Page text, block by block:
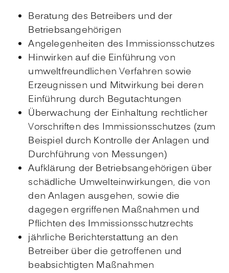
Beratung des Betreibers und der
Betriebsangehörigen
Angelegenheiten des Immissionsschutzes
Hinwirken auf die Einführung von
umweltfreundlichen Verfahren sowie
Erzeugnissen und Mitwirkung bei deren
Einführung durch Begutachtungen
Überwachung der Einhaltung rechtlicher
Vorschriften des Immissionsschutzes (zum
Beispiel durch Kontrolle der Anlagen und
Durchführung von Messungen)
Aufklärung der Betriebsangehörigen über
schädliche Umwelteinwirkungen, die von
den Anlagen ausgehen, sowie die
dagegen ergriffenen Maßnahmen und
Pflichten des Immissionsschutzrechts
jährliche Berichterstattung an den
Betreiber über die getroffenen und
beabsichtigten Maßnahmen